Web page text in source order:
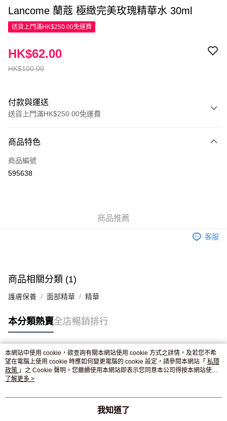
Lancome 蘭蔻 極緻完美玫瑰精華水 30ml
送貨上門滿HK$250.00免運費
HK$100.00
HK$62.00
付款與運送
送貨上門滿HK$250.00免運費
信用卡
Apple Pay
付款後門市自取，訂單確認後2-4個工作天到店，7天內取。逾期後
商品特色
商品編號
595638
商品推薦
客服
商品相關分類 (1)
護膚保養 面部精華 精華
本分類熱賣全店暢銷排行
熱門標籤
熱銷排行
本網站中使用 cookie，欲查詢有關本網站使用 cookie 方式之詳情，及若您不希
望在電腦上使用 cookie 時應如何變更電腦的 cookie 設定，請參閱本網站「 私隱
政策 」之 Cookie 聲明。您繼續使用本網站即表示您同意本公司得按本網站使用
條款之 Cookie 聲明使用 cookie。
了解更多 >
我知道了